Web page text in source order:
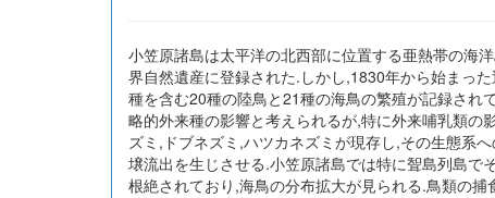
小笠原諸島は太平洋の北西部に位置する亜熱帯の海
界自然遺産に登録された.しかし,1830年から始まっ
種を含む20種の陸鳥と21種の海鳥の繁殖が記録され
略的外来種の影響と考えられるが,特に外来哺乳類
ズミ,ドブネズミ,ハツカネズミが現存し,その生態系
壌流出を生じさせる.小笠原諸島では特に聟島列島
根絶されており,海鳥の分布拡大が見られる.鳥類の